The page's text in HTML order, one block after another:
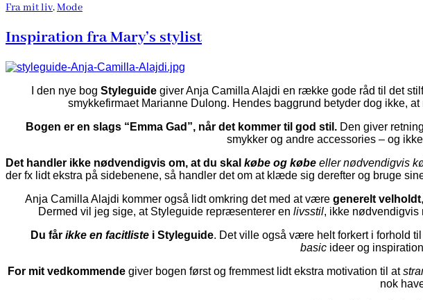
Fra mit liv,Mode
Inspiration fra Mary’s stylist
I den nye bog Styleguidegiver Anja Camilla Alajdi en række gode råd til det
smykkefirmaet Marianne Dulong. Hendes baggrund betyder dog ikke,
Bogen er en slags “Emma Gad”, når det kommer til god stil. Den giver
smykker og andre accessories – og
Det handler ikke nødvendigvis om, at du skal købe og købe eller nødvendigvis
der fx lidt ekstra på sidebenene, så handler det om at klæde sig derefter og bruge
Anja Camilla Alajdi kommer også lidt omkring det med at væregenerelt velholdt
Dermed vil jeg sige, at Styleguide repræsenterer en livsstil, ikke nødvendigvis
Du får ikke en facitliste i Styleguide. Det ville også være helt forkert i forhold
basic ideer og
For mit vedkommende giver bogen først og fremmest lidt ekstra motivation til at
nok